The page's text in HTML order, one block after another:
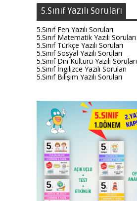
5.Sınıf Yazılı Soruları
5.Sınıf Fen Yazılı Soruları
5.Sınıf Matematik Yazılı Soruları
5.Sınıf Türkçe Yazılı Soruları
5.Sınıf Sosyal Yazılı Soruları
5.Sınıf Din Kültürü Yazılı Soruları
5.Sınıf İngilizce Yazılı Soruları
5.Sınıf Bilişim Yazılı Soruları